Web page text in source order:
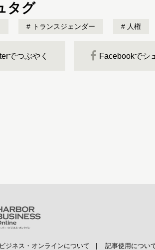
タグ
トランスジェンダー 人権
でつぶやく Facebookでシ
ジネス・オンラインについて 記事使用につい